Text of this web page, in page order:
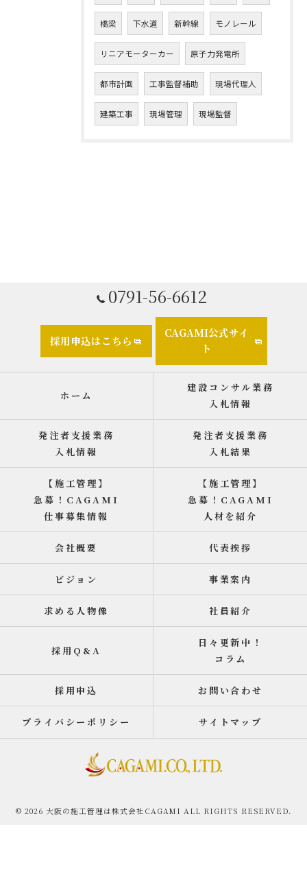
橋梁 下水道 新幹線 モノレール
リニアモーターカー 原子力発電所
都市計画 工事監督補助 現場代理人
建築工事 現場管理 現場監督
0791-56-6612
採用申込はこちら
CAGAMI公式サイ
ト
ホーム
建設コンサル業務
入札情報
発注者支援業務
入札情報
発注者支援業務
入札結果
【施工管理】
急募！CAGAMI
仕事募集情報
【施工管理】
急募！CAGAMI
人材を紹介
会社概要 代表挨拶
ビジョン 事業案内
求める人物像 社員紹介
採用Q&A
日々更新中！
コラム
採用申込 お問い合わせ
プライバシーポリシー サイトマップ
© 2026 大阪の施工管理は株式会社CAGAMI ALL RIGHTS RESERVED.